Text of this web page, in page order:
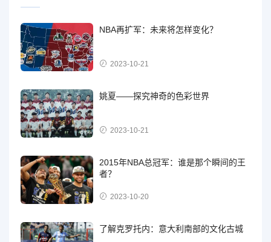
NBA再扩军：未来将怎样变化？
2023-10-21
姚夏——探究神奇的色彩世界
2023-10-21
2015年NBA总冠军：谁是那个瞬间的王
者？
2023-10-20
了解克罗托内：意大利南部的文化古城